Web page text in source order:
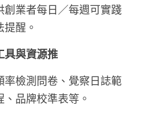
業者每日／每週可實踐
醒。
具與資源推
率檢測問卷、覺察日誌範
品牌校準表等。